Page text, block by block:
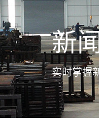
新
实时掌握